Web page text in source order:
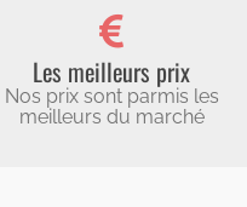
Les meilleurs prix
Nos prix sont parmis les
meilleurs du marché